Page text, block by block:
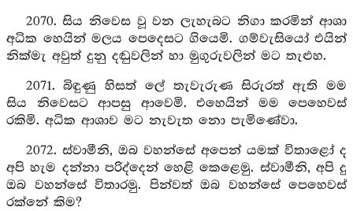
2070. සිය නිවෙස වූ වන ලැහැබට නිගා කරමින් ආශා
අධික හෙයින් මලය පෙදෙසට ගියෙමි. ගම්වැසියෝ එයින්
නික්මැ අවුත් දුනු දඬුවලින් හා මුගුරුවලින් මට තැළුහ.
2071. බිඳුණු හිසත් ලේ තැවැරුණ සිරුරත් ඇති මම
සිය නිවෙසට ආපසු ආවෙමි. එහෙයින් මම පෙහෙවස්
රකිමි. අධික ආශාව මට නැවැත නො පැමිණේවා.
2072. ස්වාමීනි, ඔබ වහන්සේ අපෙන් යමක් විතාළෝ ද
අපි හැම දන්නා පරිද්දෙන් හෙළි කෙළෙමු. ස්වාමීනි, අපි දු
ඔබ වහන්සේ විතාරමු. පින්වත් ඔබ වහන්සේ පෙහෙවස්
රක්නේ කිම?